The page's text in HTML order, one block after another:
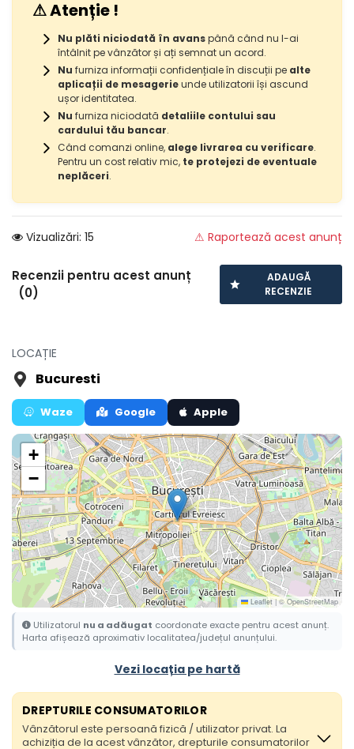
⚠ Atenție !
Nu plăti niciodată în avanspână când nu l-ai
întâlnit pe vânzător și ați semnat un acord.
Nu furniza informații confidențiale în discuții pe alte
aplicații de mesagerieunde utilizatorii își ascund
ușor identitatea.
Nu furniza niciodată detaliile contului sau
cardului tău bancar.
Când comanzi online, alege livrarea cu verificare.
Pentru un cost relativ mic, te protejezi de eventuale
neplăceri.
Vizualizări: 15 ⚠ Raportează acest anunț
Recenzii pentru acest anunț
(0)
ADAUGĂ
RECENZIE
LOCAȚIE
Bucuresti
Waze Google Apple
+
−
Leaflet |© OpenStreetMap
Utilizatorul nu a adăugat coordonate exacte pentru acest anunț.
Harta afișează aproximativ localitatea/județul anunțului.
Vezi locația pe hartă
DREPTURILE CONSUMATORILOR
Vânzătorul este persoană fizică / utilizator privat. La
achiziția de la acest vânzător, drepturile consumatorilor